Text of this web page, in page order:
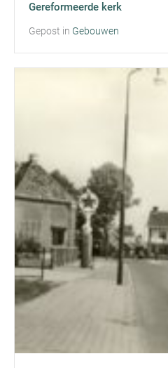
Gereformeerde kerk
Gepost in Gebouwen